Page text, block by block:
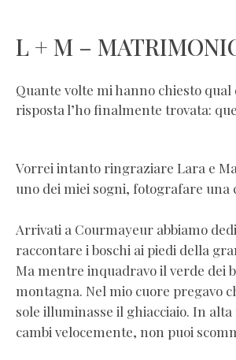
L + M –
Quante volte mi hanno chiesto
risposta l’ho finalmente trovata:
Vorrei intanto ringraziare Lara e
uno dei miei sogni, fotografare una
Arrivati a Courmayeur abbiamo
raccontare i boschi ai piedi della
Ma mentre inquadravo il verde dei
montagna. Nel mio cuore pregavo
sole illuminasse il ghiacciaio. In
cambi velocemente, non puoi